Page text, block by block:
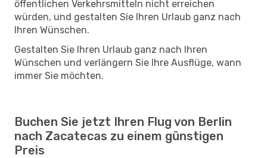
öffentlichen Verkehrsmitteln nicht erreichen
würden, und gestalten Sie Ihren Urlaub ganz nach
Ihren Wünschen.
Gestalten Sie Ihren Urlaub ganz nach Ihren
Wünschen und verlängern Sie Ihre Ausflüge, wann
immer Sie möchten.
Buchen Sie jetzt Ihren Flug von Berlin
nach Zacatecas zu einem günstigen
Preis